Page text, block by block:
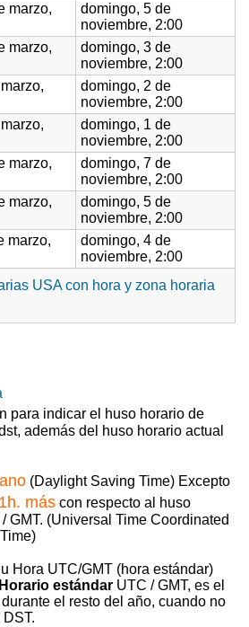
marzo,
domingo, 5 de
noviembre, 2:00
marzo,
domingo, 3 de
noviembre, 2:00
domingo, 2 de
noviembre, 2:00
domingo, 1 de
noviembre, 2:00
marzo,
domingo, 7 de
noviembre, 2:00
marzo,
domingo, 5 de
noviembre, 2:00
marzo,
domingo, 4 de
noviembre, 2:00
USA con hora y zona horaria
para indicar el huso horario de
además del huso horario actual
(Daylight Saving Time) Excepto
1h. más con respecto al huso
GMT. (Universal Time Coordinated
Horario estándar UTC / GMT, es el
el resto del año, cuando no